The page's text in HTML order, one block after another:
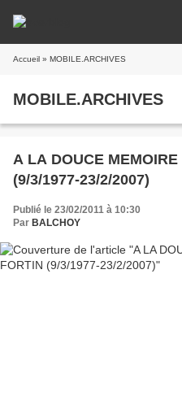
Accueil » MOBILE.ARCHIVES
MOBILE.ARCHIVES
A LA DOUCE
(9/3/1977-23/2/2007)
Publié le 23/02/2011 à 10:30
Par BALCHOY